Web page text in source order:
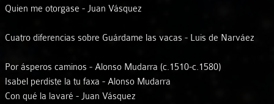
Quien me otorgase - Juan Vásquez
Cuatro diferencias sobre Guárdame las vacas - Luis de Narváez
Por ásperos caminos - Alonso Mudarra (c.1510-c.1580)
Isabel perdiste la tu faxa - Alonso Mudarra
Con qué la lavaré - Juan Vásquez